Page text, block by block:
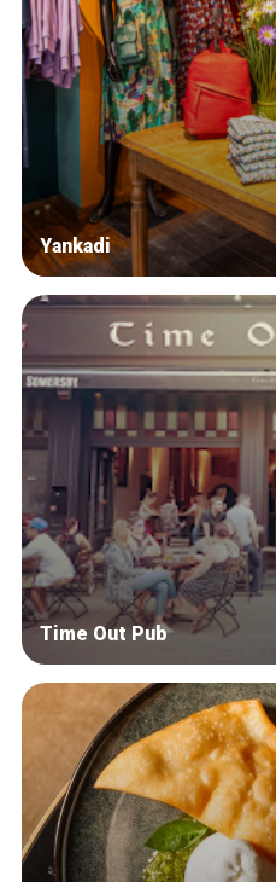
Yankadi
Time Out Pub